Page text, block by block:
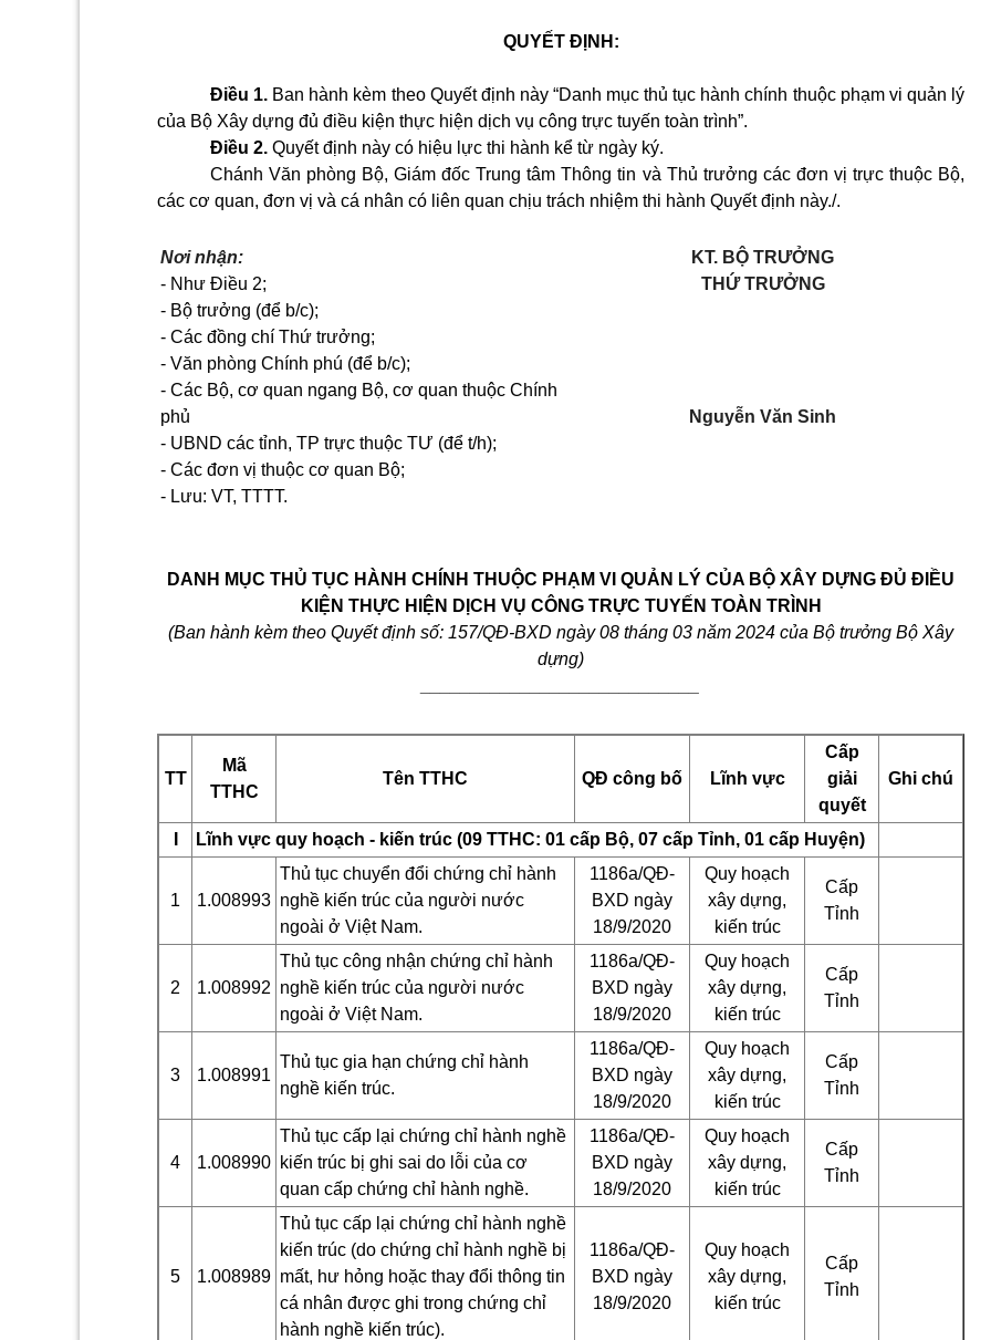
QUYẾT ĐỊNH:
Điều 1. Ban hành kèm theo Quyết định này “Danh mục thủ tục hành chính thuộc phạm vi quản lý
của Bộ Xây dựng đủ điều kiện thực hiện dịch vụ công trực tuyến toàn trình”.
Điều 2. Quyết định này có hiệu lực thi hành kể từ ngày ký.
Chánh Văn phòng Bộ, Giám đốc Trung tâm Thông tin và Thủ trưởng các đơn vị trực thuộc Bộ,
các cơ quan, đơn vị và cá nhân có liên quan chịu trách nhiệm thi hành Quyết định này./.
Nơi nhận:
- Như Điều 2;
- Bộ trưởng (để b/c);
- Các đồng chí Thứ trưởng;
- Văn phòng Chính phú (để b/c);
- Các Bộ, cơ quan ngang Bộ, cơ quan thuộc Chính
phủ
- UBND các tỉnh, TP trực thuộc TƯ (để t/h);
- Các đơn vị thuộc cơ quan Bộ;
- Lưu: VT, TTTT.
KT. BỘ TRƯỞNG
THỨ TRƯỞNG
Nguyễn Văn Sinh
DANH MỤC THỦ TỤC HÀNH CHÍNH THUỘC PHẠM VI QUẢN LÝ CỦA BỘ XÂY DỰNG ĐỦ ĐIỀU
KIỆN THỰC HIỆN DỊCH VỤ CÔNG TRỰC TUYẾN TOÀN TRÌNH
(Ban hành kèm theo Quyết định số: 157/QĐ-BXD ngày 08 tháng 03 năm 2024 của Bộ trưởng Bộ Xây
dựng)
TT
Mã
TTHC
Tên TTHC QĐ công bố Lĩnh vực
Cấp
giải
quyết
Ghi chú
Lĩnh vực quy hoạch - kiến trúc (09 TTHC: 01 cấp Bộ, 07 cấp Tỉnh, 01 cấp Huyện)
1 1.008993
Thủ tục chuyển đổi chứng chỉ hành
nghề kiến trúc của người nước
ngoài ở Việt Nam.
1186a/QĐ-
BXD ngày
18/9/2020
Quy hoạch
xây dựng,
kiến trúc
Cấp
Tỉnh
2 1.008992
Thủ tục công nhận chứng chỉ hành
nghề kiến trúc của người nước
ngoài ở Việt Nam.
1186a/QĐ-
BXD ngày
18/9/2020
Quy hoạch
xây dựng,
kiến trúc
Cấp
Tỉnh
3 1.008991
Thủ tục gia hạn chứng chỉ hành
nghề kiến trúc.
1186a/QĐ-
BXD ngày
18/9/2020
Quy hoạch
xây dựng,
kiến trúc
Cấp
Tỉnh
4 1.008990
Thủ tục cấp lại chứng chỉ hành nghề
kiến trúc bị ghi sai do lỗi của cơ
quan cấp chứng chỉ hành nghề.
1186a/QĐ-
BXD ngày
18/9/2020
Quy hoạch
xây dựng,
kiến trúc
Cấp
Tỉnh
5 1.008989
Thủ tục cấp lại chứng chỉ hành nghề
kiến trúc (do chứng chỉ hành nghề bị
mất, hư hỏng hoặc thay đổi thông tin
cá nhân được ghi trong chứng chỉ
hành nghề kiến trúc).
1186a/QĐ-
BXD ngày
18/9/2020
Quy hoạch
xây dựng,
kiến trúc
Cấp
Tỉnh